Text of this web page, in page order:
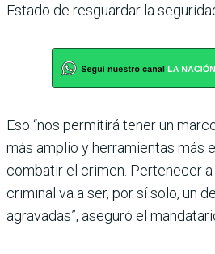
Estado de resguardar la
Eso “nos permitirá tener un
más amplio y herramientas más
combatir el crimen. Pertenecer a
criminal va a ser, por sí solo, un
agravadas”, aseguró el